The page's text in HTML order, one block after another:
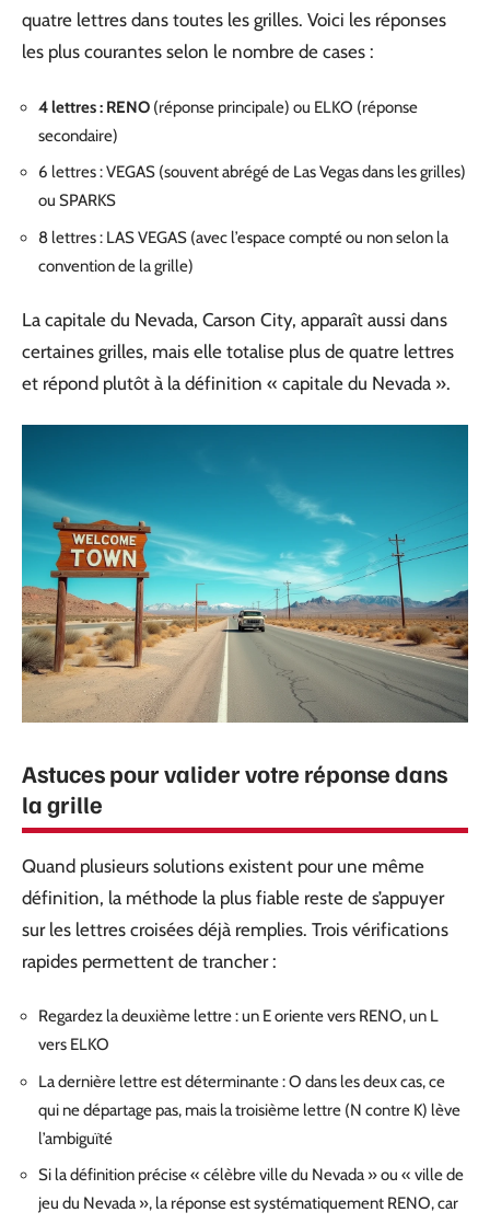
quatre lettres dans toutes les grilles. Voici les réponses
les plus courantes selon le nombre de cases :
4 lettres : RENO (réponse principale) ou ELKO (réponse
secondaire)
6 lettres : VEGAS (souvent abrégé de Las Vegas dans les grilles)
ou SPARKS
8 lettres : LAS VEGAS (avec l’espace compté ou non selon la
convention de la grille)
La capitale du Nevada, Carson City, apparaît aussi dans
certaines grilles, mais elle totalise plus de quatre lettres
et répond plutôt à la définition « capitale du Nevada ».
Astuces pour valider votre réponse dans
la grille
Quand plusieurs solutions existent pour une même
définition, la méthode la plus fiable reste de s’appuyer
sur les lettres croisées déjà remplies. Trois vérifications
rapides permettent de trancher :
Regardez la deuxième lettre : un E oriente vers RENO, un L
vers ELKO
La dernière lettre est déterminante : O dans les deux cas, ce
qui ne départage pas, mais la troisième lettre (N contre K) lève
l’ambiguïté
Si la définition précise « célèbre ville du Nevada » ou « ville de
jeu du Nevada », la réponse est systématiquement RENO, car